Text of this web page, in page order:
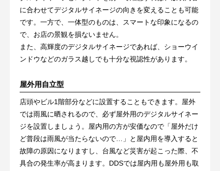
に合わせてデジタルサイネージの向きを変えることも可能
です。一方で、一体型のものは、スマートな印象になるの
で、お店の景観を損ないません。
また、高輝度のデジタルサイネージであれば、ショーウイ
ンドウなどのガラス越しでも十分な視認性があります。
屋外用自立型
店頭やビル1階部分などに設置することもできます。屋外
では雨風に晒されるので、必ず屋外用のデジタルサイネー
ジを設置しましょう。屋内用の方が安価なので「屋外だけ
ど普段は雨風が当たらないので…」と屋内用を導入すると
故障の原因になりますし、台風など災害が起こった際、不
具合の発生率が高まります。DDSでは屋内用も屋外用も取